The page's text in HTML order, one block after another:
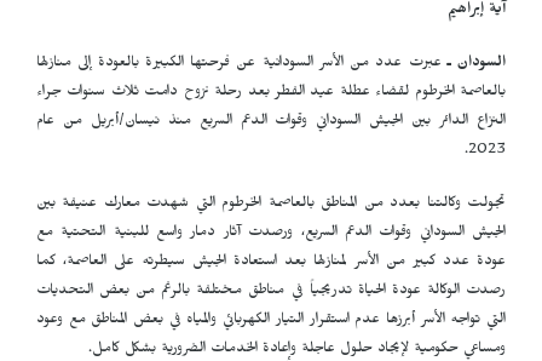
آية إبراهيم
السودان ـعبرت عدد من الأسر السودانية عن فرحتها الكبيرة بالعودة إلى منازلها
بالعاصمة الخرطوم لقضاء عطلة عيد الفطر بعد رحلة نزوح دامت ثلاث سنوات جراء
النزاع الدائر بين الجيش السوداني وقوات الدعم السريع منذ نيسان/أبريل من عام
2023.
تجولت وكالتنا بعدد من المناطق بالعاصمة الخرطوم التي شهدت معارك عنيفة بين
الجيش السوداني وقوات الدعم السريع، ورصدت آثار دمار واسع للبنية التحتية مع
عودة عدد كبير من الأسر لمنازلها بعد استعادة الجيش سيطرته على العاصمة، كما
رصدت الوكالة عودة الحياة تدريجياً في مناطق مختلفة بالرغم من بعض التحديات
التي تواجه الأسر أبرزها عدم استقرار التيار الكهربائي والمياه في بعض المناطق مع وعود
ومساعي حكومية لإيجاد حلول عاجلة وإعادة الخدمات الضرورية بشكل كامل.